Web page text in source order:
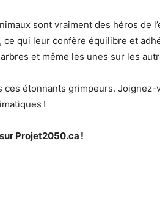
sont vraiment des héros de
qui leur confère équilibre et
et même les unes sur les
ces étonnants grimpeurs.
!
Projet2050.ca !